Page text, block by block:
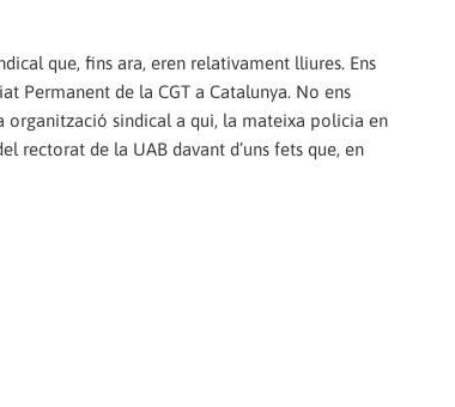
que, fins ara, eren relativament lliures. Ens
Permanent de la CGT a Catalunya. No ens
organització sindical a qui, la mateixa policia en
rectorat de la UAB davant d’uns fets que, en